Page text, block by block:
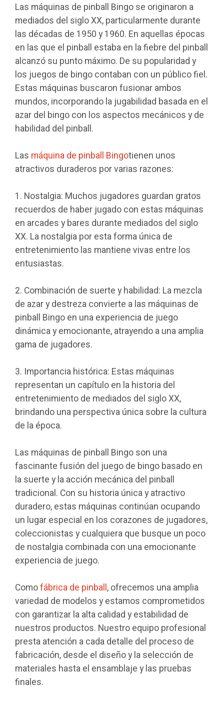
Las máquinas de pinball Bingo se originaron a
mediados del siglo XX, particularmente durante
las décadas de 1950 y 1960. En aquellas épocas
en las que el pinball estaba en la fiebre del pinball
alcanzó su punto máximo. De su popularidad y
los juegos de bingo contaban con un público fiel.
Estas máquinas buscaron fusionar ambos
mundos, incorporando la jugabilidad basada en el
azar del bingo con los aspectos mecánicos y de
habilidad del pinball.
Las máquina de pinball Bingotienen unos
atractivos duraderos por varias razones:
1. Nostalgia: Muchos jugadores guardan gratos
recuerdos de haber jugado con estas máquinas
en arcades y bares durante mediados del siglo
XX. La nostalgia por esta forma única de
entretenimiento las mantiene vivas entre los
entusiastas.
2. Combinación de suerte y habilidad: La mezcla
de azar y destreza convierte a las máquinas de
pinball Bingo en una experiencia de juego
dinámica y emocionante, atrayendo a una amplia
gama de jugadores.
3. Importancia histórica: Estas máquinas
representan un capítulo en la historia del
entretenimiento de mediados del siglo XX,
brindando una perspectiva única sobre la cultura
de la época.
Las máquinas de pinball Bingo son una
fascinante fusión del juego de bingo basado en
la suerte y la acción mecánica del pinball
tradicional. Con su historia única y atractivo
duradero, estas máquinas continúan ocupando
un lugar especial en los corazones de jugadores,
coleccionistas y cualquiera que busque un poco
de nostalgia combinada con una emocionante
experiencia de juego.
Comofábrica de pinball, ofrecemos una amplia
variedad de modelos y estamos comprometidos
con garantizar la alta calidad y estabilidad de
nuestros productos. Nuestro equipo profesional
presta atención a cada detalle del proceso de
fabricación, desde el diseño y la selección de
materiales hasta el ensamblaje y las pruebas
finales.